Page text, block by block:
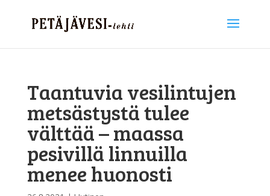
Taantuvia vesilintujen
metsästystä tulee
välttää – maassa
pesivillä linnuilla
menee huonosti